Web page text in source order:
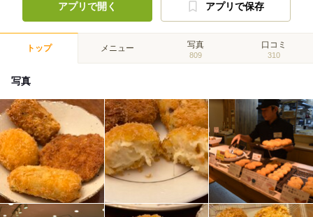
アプリで開く アプリで保存
トップ メニュー 写真
809
口コミ
310
写真